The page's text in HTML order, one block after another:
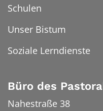
Schulen
Unser Bistum
Soziale Lerndienste
Büro des
Nahestraße 38